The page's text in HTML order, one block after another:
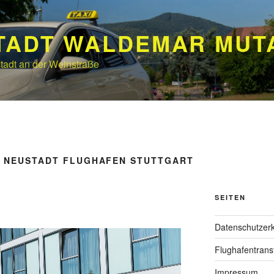
WALDEMAR
an der Weinstraße
FLUGHAFEN STUTTGART
SEITEN